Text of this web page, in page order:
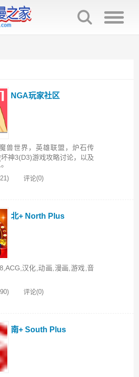
NGA玩家社区
兽世界，英雄联盟，炉石传
神3(D3)游戏攻略讨论，以及
评论(0)
北+ North Plus
汉化,动画,漫画,游戏,音
评论(0)
南+ South Plus